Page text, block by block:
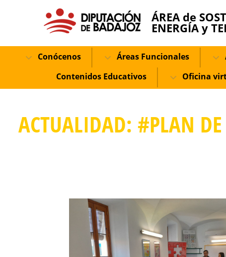
ÁREA de
ENERGÍA y
Conócenos Áreas Funcionales
Contenidos Educativos
Oficina
ACTUALIDAD: #PLAN